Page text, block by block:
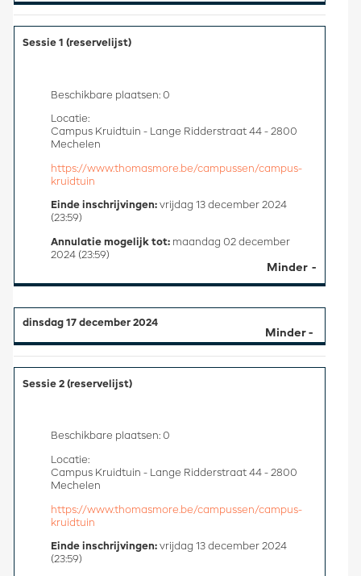
Sessie 1 (reservelijst)
Minder
Beschikbare plaatsen: 0
Locatie:
Campus Kruidtuin - Lange Ridderstraat 44 - 2800
Mechelen
https://www.thomasmore.be/campussen/campus-
kruidtuin
Einde inschrijvingen: vrijdag 13 december 2024
(23:59)
Annulatie mogelijk tot: maandag 02 december
2024 (23:59)
dinsdag 17 december 2024
Sessie 2 (reservelijst)
Beschikbare plaatsen: 0
Locatie:
Campus Kruidtuin - Lange Ridderstraat 44 - 2800
Mechelen
https://www.thomasmore.be/campussen/campus-
kruidtuin
Einde inschrijvingen: vrijdag 13 december 2024
(23:59)